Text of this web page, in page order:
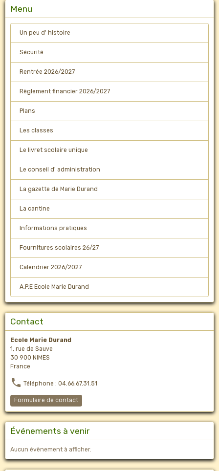
Menu
Un peu d' histoire
Sécurité
Rentrée 2026/2027
Règlement financier 2026/2027
Plans
Les classes
Le livret scolaire unique
Le conseil d' administration
La gazette de Marie Durand
La cantine
Informations pratiques
Fournitures scolaires 26/27
Calendrier 2026/2027
A.P.E Ecole Marie Durand
Contact
Ecole Marie Durand
1, rue de Sauve
30 900 NIMES
France
Téléphone : 04.66.67.31.51
Formulaire de contact
Événements à venir
Aucun évènement à afficher.